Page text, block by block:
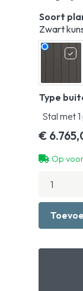
Soort
Zwart
Type
€
Op
met
1
en